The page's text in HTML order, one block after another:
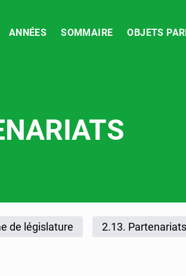
ANNÉES SOMMAIRE OBJETS
2023
de législature 2.13. Partenariats